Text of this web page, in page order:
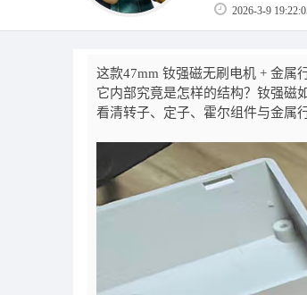
2026-3-9
这款47mm 钕强磁无刷电机 + 金属
它内部究竟是怎样的结构？钕强磁
看清转子、定子、霍尔组件与金属